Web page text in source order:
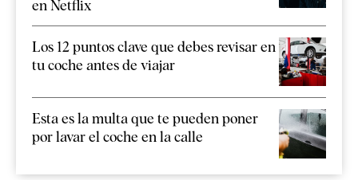
en Netflix
Los 12 puntos clave que debes revisar en
tu coche antes de viajar
Esta es la multa que te pueden poner
por lavar el coche en la calle